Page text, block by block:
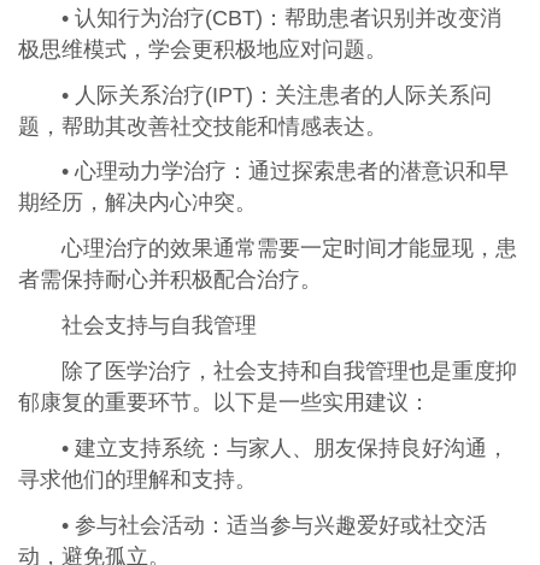
• 认知行为治疗(CBT)：帮助患者识别并改变消
极思维模式，学会更积极地应对问题。
• 人际关系治疗(IPT)：关注患者的人际关系问
题，帮助其改善社交技能和情感表达。
• 心理动力学治疗：通过探索患者的潜意识和早
期经历，解决内心冲突。
心理治疗的效果通常需要一定时间才能显现，患
者需保持耐心并积极配合治疗。
社会支持与自我管理
除了医学治疗，社会支持和自我管理也是重度抑
郁康复的重要环节。以下是一些实用建议：
• 建立支持系统：与家人、朋友保持良好沟通，
寻求他们的理解和支持。
• 参与社会活动：适当参与兴趣爱好或社交活
动，避免孤立。